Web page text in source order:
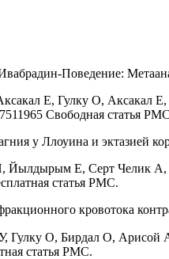
Поведение:
E, Гулку O,
Свободная статья
у Ллоуина и эктазией
Е, Серт Челик А,
статья PMC.
кровотока
О, Бирдал О, Арисой
статья PMC.